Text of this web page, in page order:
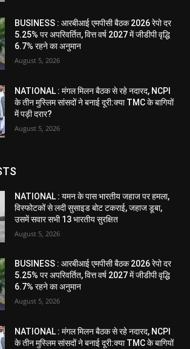
BUSINESS : आरबीआई एमपीसी बैठक 2026 रेपो दर
5.25% पर अपरिवर्तित, वित्त वर्ष 2027 में जीडीपी वृद्धि
6.7% रहने का अनुमान
August 5, 2026
NATIONAL : मंगल मिलन बैठक से रहे नदारद, NCPI
के तीन मुस्लिम सांसदों ने बनाई दूरी:क्या TMC के बागियों
में पड़ी दरार?
August 5, 2026
NATIONAL : यमन के पास भारतीय जहाज पर हमला,
विस्फोटकों से लदी सुसाइड बोट टकराई, जहाज डूबा,
उसमें सवार सभी 13 भारतीय सुरक्षित
August 5, 2026
BUSINESS : आरबीआई एमपीसी बैठक 2026 रेपो दर
5.25% पर अपरिवर्तित, वित्त वर्ष 2027 में जीडीपी वृद्धि
6.7% रहने का अनुमान
August 5, 2026
NATIONAL : मंगल मिलन बैठक से रहे नदारद, NCPI
के तीन मुस्लिम सांसदों ने बनाई दूरी:क्या TMC के बागियों